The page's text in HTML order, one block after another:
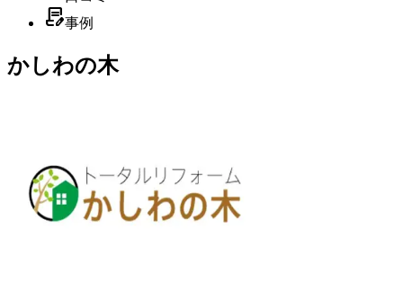
contract_edit事例
かしわの木